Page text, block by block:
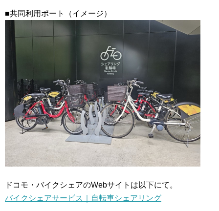
■共同利用ポート（イメージ）
ドコモ・バイクシェアのWebサイトは以下にて。
バイクシェアサービス｜自転車シェアリング